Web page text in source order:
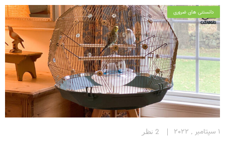
دانستنی های ضروری
1 سپتامبر , 2022 2 نظر